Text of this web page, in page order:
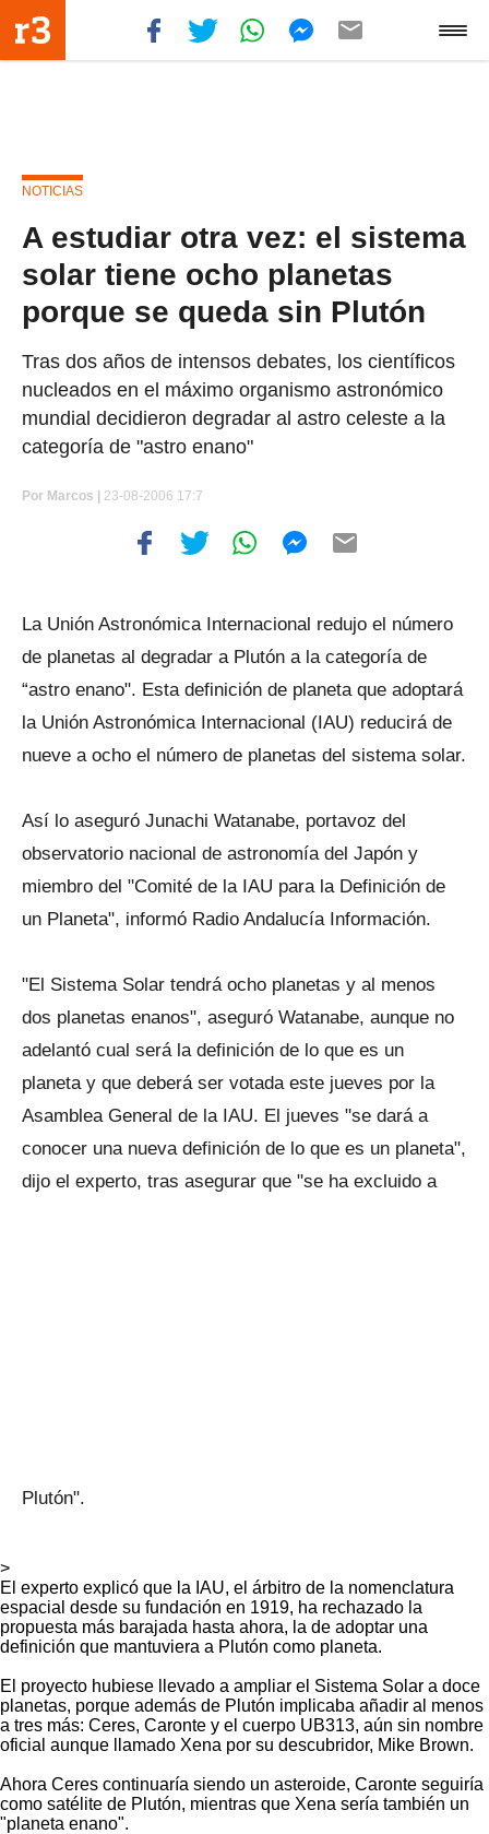
NOTICIAS
A estudiar otra vez: el sistema
solar tiene ocho planetas
porque se queda sin Plutón
Tras dos años de intensos debates, los científicos
nucleados en el máximo organismo astronómico
mundial decidieron degradar al astro celeste a la
categoría de "astro enano"
Por Marcos | 23-08-2006 17:7
La Unión Astronómica Internacional redujo el número
de planetas al degradar a Plutón a la categoría de
“astro enano". Esta definición de planeta que adoptará
la Unión Astronómica Internacional (IAU) reducirá de
nueve a ocho el número de planetas del sistema solar.
Así lo aseguró Junachi Watanabe, portavoz del
observatorio nacional de astronomía del Japón y
miembro del "Comité de la IAU para la Definición de
un Planeta", informó Radio Andalucía Información.
"El Sistema Solar tendrá ocho planetas y al menos
dos planetas enanos", aseguró Watanabe, aunque no
adelantó cual será la definición de lo que es un
planeta y que deberá ser votada este jueves por la
Asamblea General de la IAU. El jueves "se dará a
conocer una nueva definición de lo que es un planeta",
dijo el experto, tras asegurar que "se ha excluido a
Plutón".
>
El experto explicó que la IAU, el árbitro de la nomenclatura
espacial desde su fundación en 1919, ha rechazado la
propuesta más barajada hasta ahora, la de adoptar una
definición que mantuviera a Plutón como planeta.
El proyecto hubiese llevado a ampliar el Sistema Solar a doce
planetas, porque además de Plutón implicaba añadir al menos
a tres más: Ceres, Caronte y el cuerpo UB313, aún sin nombre
oficial aunque llamado Xena por su descubridor, Mike Brown.
Ahora Ceres continuaría siendo un asteroide, Caronte seguiría
como satélite de Plutón, mientras que Xena sería también un
"planeta enano".